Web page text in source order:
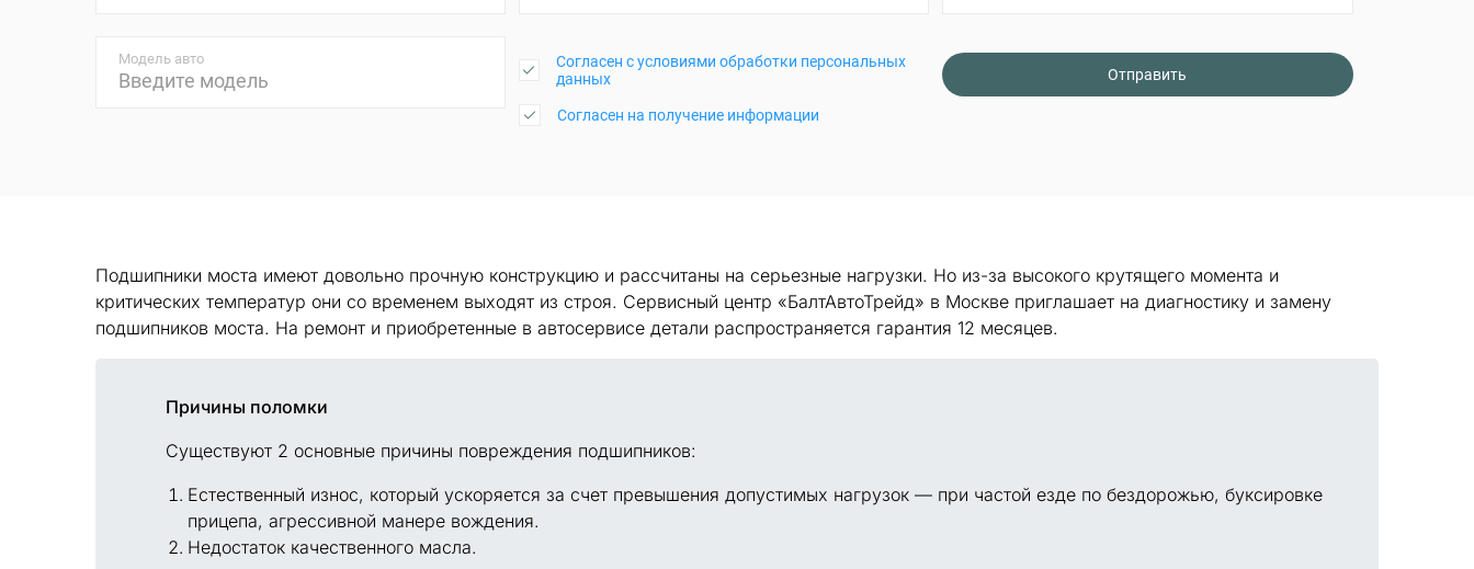
Модель авто
Согласен с условиями обработки персональных
данных
Согласен на получение информации
Подшипники моста имеют довольно прочную конструкцию и рассчитаны на серьезные нагрузки. Но из-за высокого крутящего момента и
критических температур они со временем выходят из строя. Сервисный центр «БалтАвтоТрейд» в Москве приглашает на диагностику и замену
подшипников моста. На ремонт и приобретенные в автосервисе детали распространяется гарантия 12 месяцев.
Причины поломки
Существуют 2 основные причины повреждения подшипников:
Естественный износ, который ускоряется за счет превышения допустимых нагрузок — при частой езде по бездорожью, буксировке
прицепа, агрессивной манере вождения.
Недостаток качественного масла.